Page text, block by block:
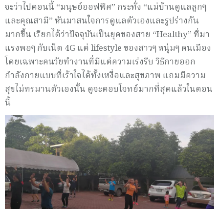
จะว่าไปตอนนี้ “มนุษย์ออฟฟิศ” กระทั่ง “แม่บ้านดูแลลูกๆ
และคุณสามี” หันมาสนใจการดูแลตัวเองและรูปร่างกัน
มากขึ้น เรียกได้ว่าปัจจุบันเป็นยุคของสาย “Healthy” ที่มา
แรงพอๆ กับเน็ต 4G แต่ lifestyle ของสาวๆ หนุ่มๆ คนเมือง
โดยเฉพาะคนวัยทำงานที่มีแต่ความเร่งรีบ วิธีกายออก
กำลังกายแบบที่เร้าใจได้ทั้งเหงื่อและสุขภาพ แถมมีความ
สุขไม่ทรมานตัวเองนั้น ดูจะตอบโจทย์มากที่สุดแล้วในตอน
นี้